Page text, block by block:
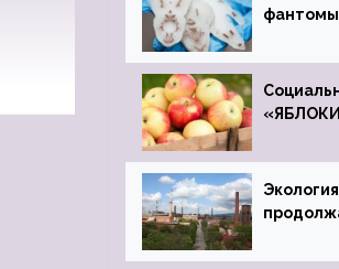
фантомы
завода